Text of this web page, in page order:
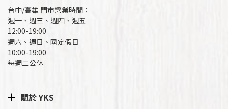
台中/高雄 門市營業時間：
週一、週三、週四、週五
12:00-19:00
週六、週日、國定假日
10:00-19:00
每週二公休
關於 YKS